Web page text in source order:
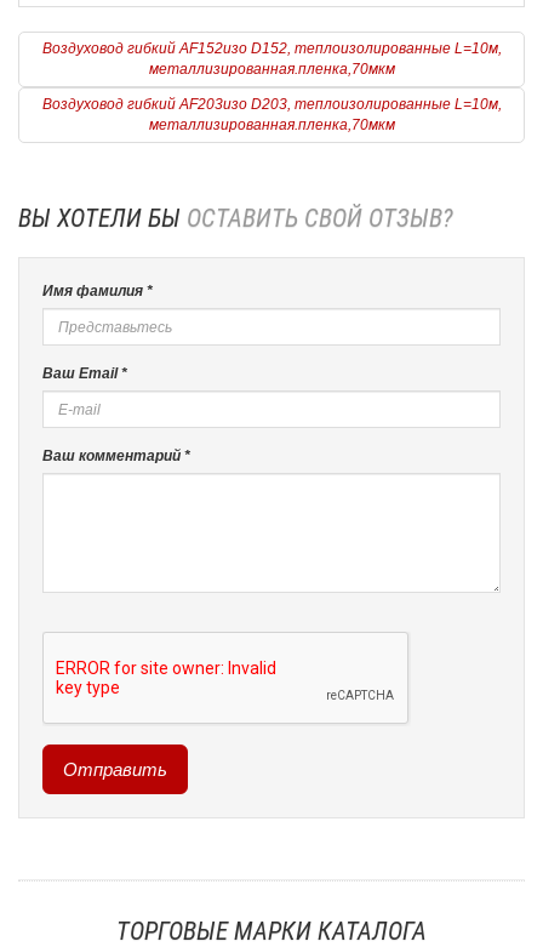
Воздуховод гибкий AF152изо D152, теплоизолированные L=10м,
металлизированная.пленка,70мкм
Воздуховод гибкий AF203изо D203, теплоизолированные L=10м,
металлизированная.пленка,70мкм
ВЫ ХОТЕЛИ БЫ ОСТАВИТЬ СВОЙ ОТЗЫВ?
Имя фамилия *
Ваш Email *
Ваш комментарий *
ТОРГОВЫЕ МАРКИ КАТАЛОГА